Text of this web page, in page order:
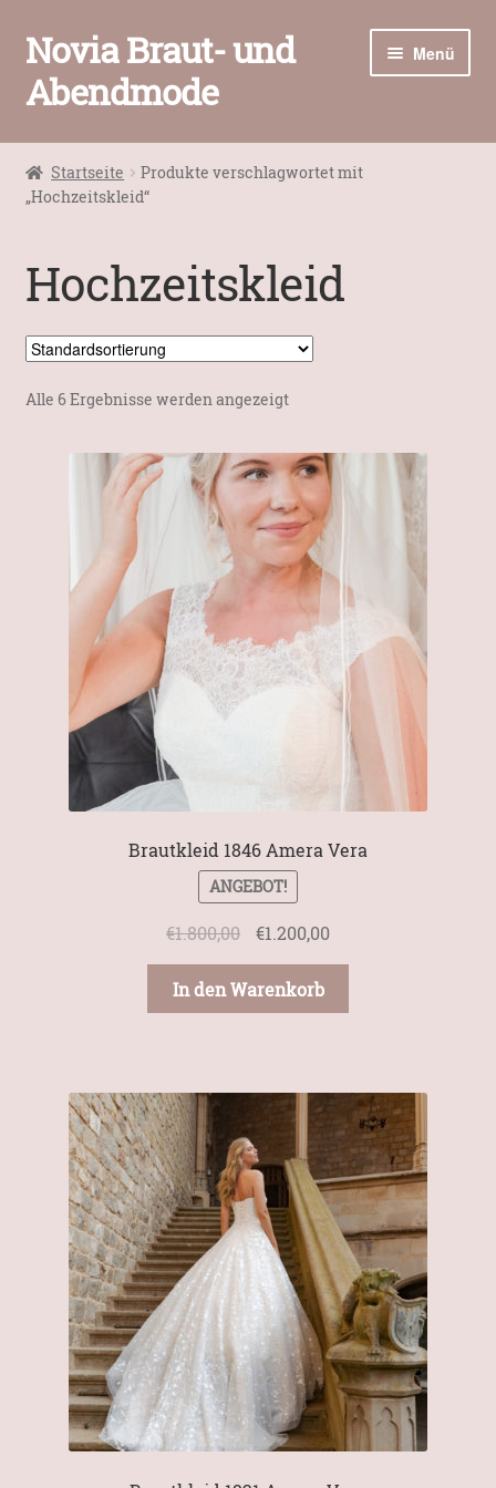
Zur
Navigation
springen
Zum
Inhalt
springen
Novia Braut- und
Abendmode
Menü
Home
Brautmode
Abendmode
Mein Konto
Startseite
Produkte verschlagwortet mit
„Hochzeitskleid“
Hochzeitskleid
Alle 6 Ergebnisse werden angezeigt
Brautkleid 1846 Amera Vera
ANGEBOT!
€1.800,00
Ursprünglicher
Preis
war:
€1.800,00
€1.200,00Aktueller
Preis
€1.200,00.
In den Warenkorb